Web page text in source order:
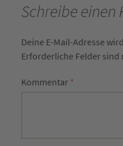
Schreibe
Deine E-Mail-Adresse
Erforderliche Felder sind
Kommentar *